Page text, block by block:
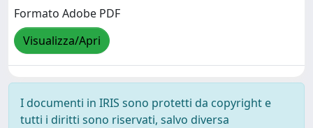
Formato Adobe PDF
Visualizza/Apri
I documenti in IRIS sono protetti da copyright e
tutti i diritti sono riservati, salvo diversa